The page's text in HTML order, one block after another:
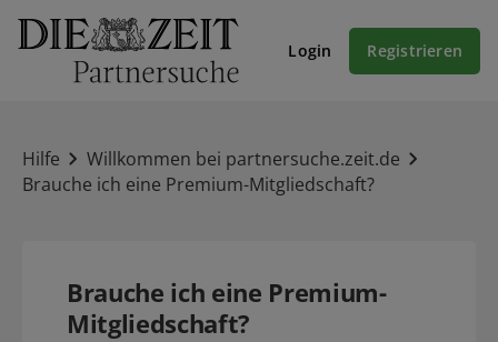
Login Registrieren
Hilfe
Willkommen bei partnersuche.zeit.de
Brauche ich eine Premium-Mitgliedschaft?
Brauche ich eine Premium-
Mitgliedschaft?